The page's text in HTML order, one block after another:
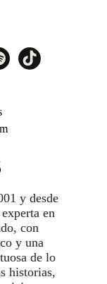
y desde
en
con
y una
de lo
historias,